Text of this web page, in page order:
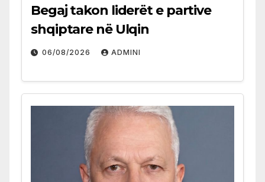
Begaj takon liderët e partive
shqiptare në Ulqin
06/08/2026 ADMINI